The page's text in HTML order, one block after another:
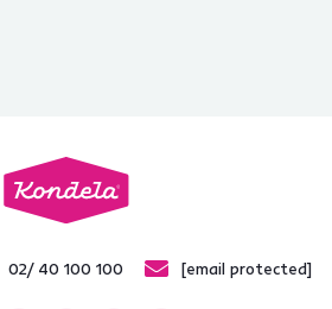
02/ 40 100 100 [email protected]